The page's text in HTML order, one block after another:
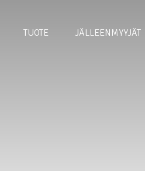
TUOTE JÄLLEENMYYJÄT